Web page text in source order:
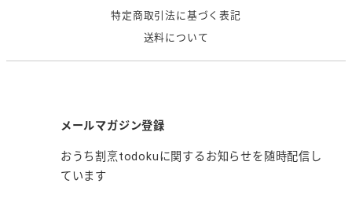
特定商取引法に基づく表記
送料について
メールマガジン登録
おうち割烹todokuに関するお知らせを随時配信し
ています